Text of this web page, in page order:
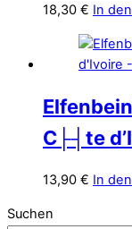
18,30 € In
C├┤te
13,90 € In
Suchen